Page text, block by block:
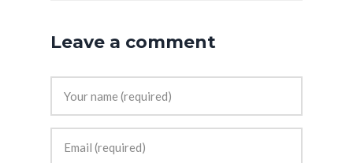
Leave a comment